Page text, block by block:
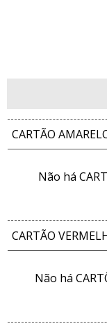
CARTÃO
Não há
CARTÃO
Não há